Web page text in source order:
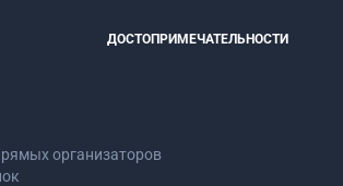
ДОСТОПРИМЕЧАТЕЛЬНОСТИ
организаторов